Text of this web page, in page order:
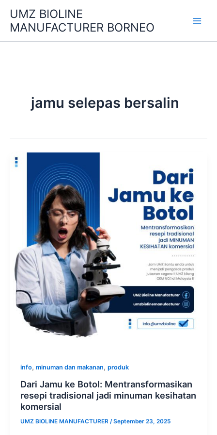
content
UMZ BIOLINE
MANUFACTURER BORNEO
jamu selepas bersalin
info, minuman dan makanan, produk
Dari Jamu ke Botol: Mentransformasikan
resepi tradisional jadi minuman kesihatan
komersial
UMZ BIOLINE MANUFACTURER /September 23, 2025